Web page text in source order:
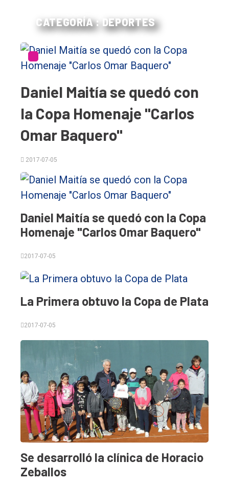
único
DIARIO
Inicio
Tendencia
General
Política
Cultura
CATEGORÍA : DEPORTES
Daniel Maitía se quedó con
la Copa Homenaje "Carlos
Omar Baquero"
2017-07-05
Daniel Maitía se quedó con la Copa
Homenaje "Carlos Omar Baquero"
2017-07-05
La Primera obtuvo la Copa de Plata
2017-07-05
Se desarrolló la clínica de Horacio
Zeballos